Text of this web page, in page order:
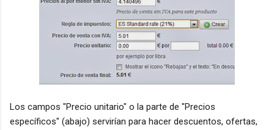
Los campos "Precio unitario" o la parte de "Precios
específicos" (abajo) servirían para hacer descuentos, ofertas,